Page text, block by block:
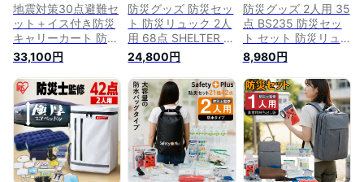
地震対策30点避難セ
ット＋イス付き防災
キャリーカート 防災
用 災害対策 防災用
品 セット 保存食 保
存水 簡易トイレ 非
常用トイレ 防災用ヘ
ルメット ブランケッ
ト 非常持出袋 防災
用品 防災 女性 男性
一人用 1人用 災害 震
災 リュック 防災グ
33,100円
防災グッズ 防災セッ
ト 防災リュック 2人
用 68点 SHELTER シ
ェルター 防災士 災
害備蓄管理士監修 非
常用持ち出し袋 簡易
トイレ 女性 ※ 1000
円ぽっきり 子ども
一人用 3人用 はしご
ヘルメット ではあり
ません
24,800円
防災グッズ 2人用 35
点 BS235 防災セッ
ト セット 防災リュ
ック 避難 避難グッ
ズ 避難リュック 防
災 防災用品 災害リ
ュック 災害 災害グ
ッズ 災害対策 災害
用 地震対策 地震対
策グッズ 非常用 備
蓄 避難袋 持ち出し
袋 衛生用品 懐中電
8,980円